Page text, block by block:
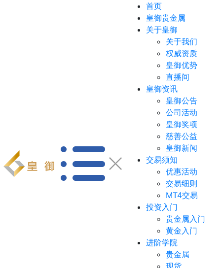
首页
皇御贵金属
关于皇御
关于我们
权威资质
皇御优势
直播间
皇御资讯
皇御公告
公司活动
皇御奖项
慈善公益
皇御新闻
交易须知
优惠活动
交易细则
MT4交易
投资入门
贵金属入门
黄金入门
进阶学院
贵金属
现货